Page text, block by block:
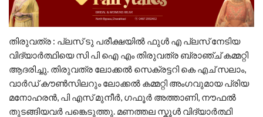
തിരുവത്ര : പ്ലസ് ടു പരീക്ഷയിൽ ഫുൾ എ പ്ലസ് നേടിയ
വിദ്യാർത്ഥിയെ സി പി ഐ എം തിരുവത്ര ബ്രാഞ്ച് കമ്മറ്റി
ആദരിച്ചു. തിരുവത്ര ലോക്കൽ സെക്രട്ടറി കെ എച് സലാം,
വാർഡ് കൗൺസിലറും ലോക്കൽ കമ്മറ്റി അംഗവുമായ പ്രിയ
മനോഹരൻ, പി എസ് മുനീർ, ഗഫൂർ അത്താണി, നൗഫൽ
തുടങ്ങിയവർ പങ്കെടുത്തു. മണത്തല സ്കൂൾ വിദ്യാർത്ഥി